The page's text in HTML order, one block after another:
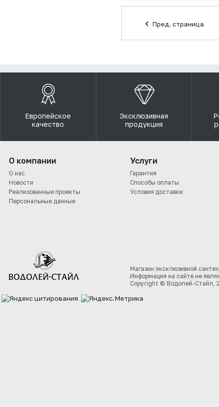
Пред. страница
Европейское
качество
Эксклюзивная
продукция
О компании
О нас
Новости
Реализованные проекты
Персональные данные
Услуги
Гарантия
Способы оплаты
Условия доставки
Магазин эксклюзивной
Информация на сайте не
Copyright © Водолей-Стайл,